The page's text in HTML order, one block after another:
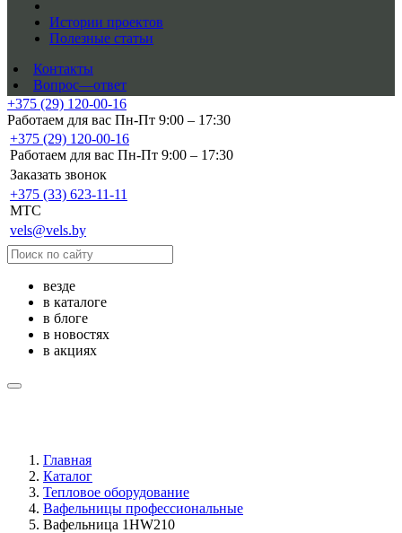
Истории проектов
Полезные статьи
Контакты
Вопрос—ответ
+375 (29) 120-00-16
Работаем для вас Пн-Пт 9:00 – 17:30
+375 (29) 120-00-16
Работаем для вас Пн-Пт 9:00 – 17:30
Заказать звонок
+375 (33) 623-11-11
MTC
vels@vels.by
везде
в каталоге
в блоге
в новостях
в акциях
Главная
Каталог
Тепловое оборудование
Вафельницы профессиональные
Вафельница 1HW210